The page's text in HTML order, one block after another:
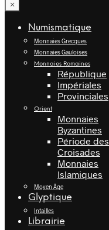
×
Numismatique
Monnaies Grecques
Monnaies Gauloises
Monnaies Romaines
République
Impériales
Provinciales
Orient
Monnaies
Byzantines
Période des
Croisades
Monnaies
Islamiques
Moyen Âge
Glyptique
Intailles
Librairie